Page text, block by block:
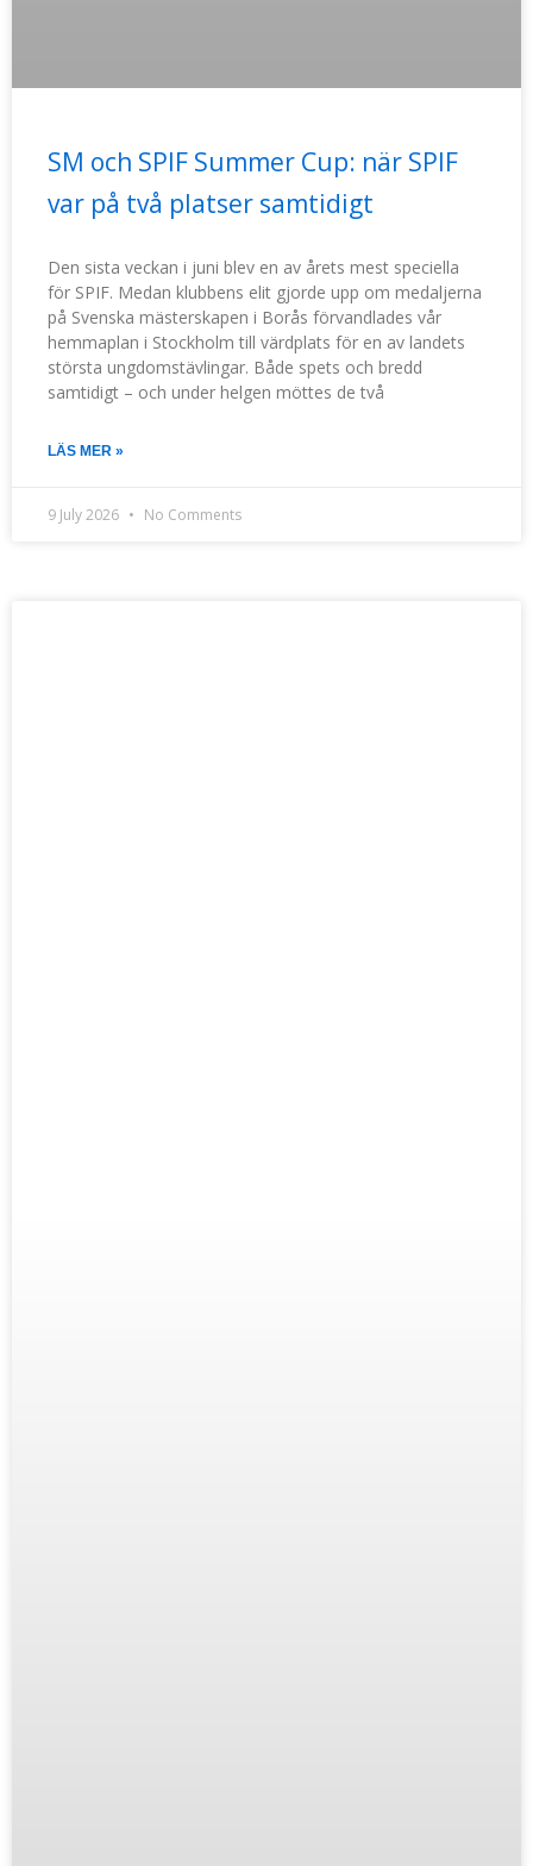
SM och SPIF Summer Cup: när SPIF
var på två platser samtidigt
Den sista veckan i juni blev en av årets mest speciella
för SPIF. Medan klubbens elit gjorde upp om medaljerna
på Svenska mästerskapen i Borås förvandlades vår
hemmaplan i Stockholm till värdplats för en av landets
största ungdomstävlingar. Både spets och bredd
samtidigt – och under helgen möttes de två
LÄS MER »
9 July 2026 No Comments